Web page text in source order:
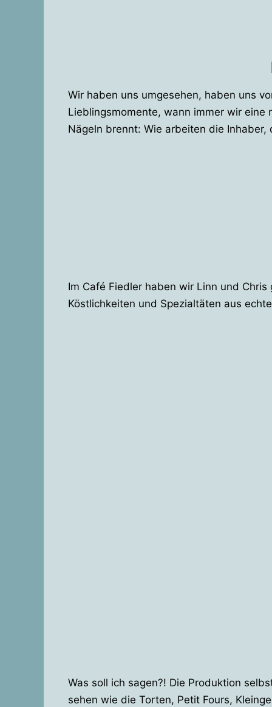
Wir haben uns umgesehen, haben uns
Lieblingsmomente, wann immer wir eine
Nägeln brennt: Wie arbeiten die
Im Café Fiedler haben wir Linn und
Köstlichkeiten und Spezialtäten aus
Was soll ich sagen?! Die Produktion
sehen wie die Torten, Petit Fours,